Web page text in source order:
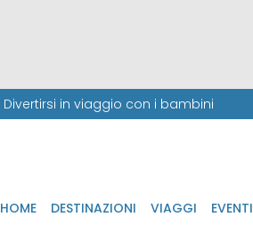
Divertirsi in viaggio con i bambini
HOME DESTINAZIONI VIAGGI EVENTI